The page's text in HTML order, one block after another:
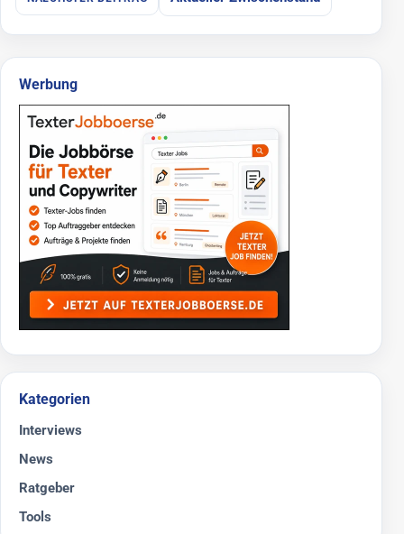
Werbung
Kategorien
Interviews
News
Ratgeber
Tools